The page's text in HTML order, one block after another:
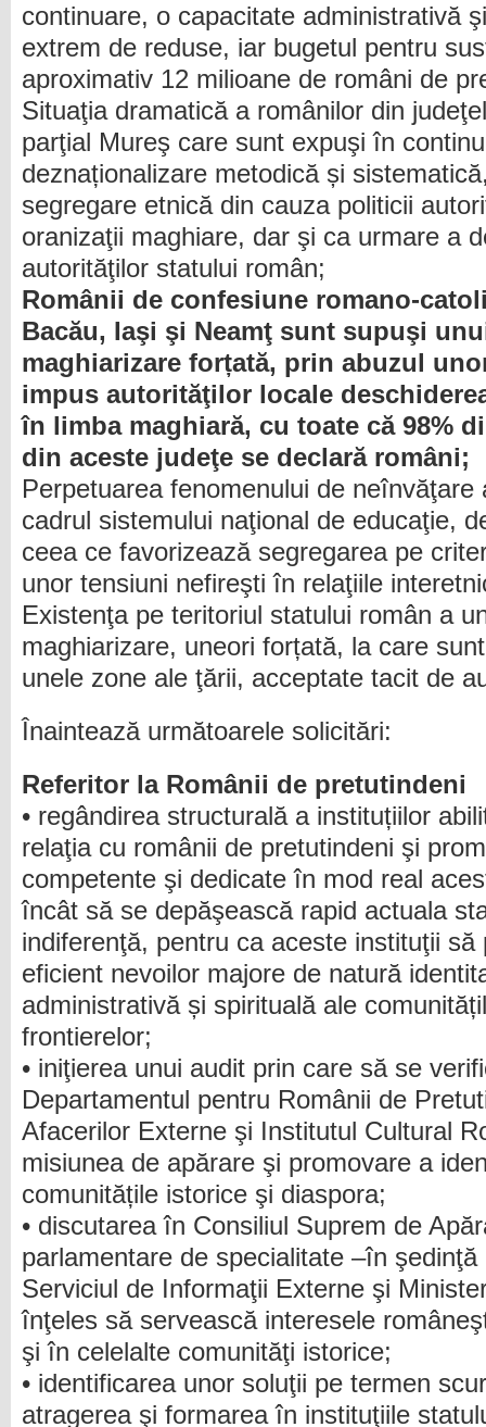
continuare, o capacitate administrativă
extrem de reduse, iar bugetul pentru
aproximativ 12 milioane de români de
Situaţia dramatică a românilor din
parţial Mureş care sunt expuşi în
deznaționalizare metodică și
segregare etnică din cauza politicii
oranizaţii maghiare, dar şi ca urmare a
autorităţilor statului român;
Românii de confesiune romano-
Bacău, Iaşi şi Neamţ sunt supuşi
maghiarizare forțată, prin abuzul
impus autorităţilor locale
în limba maghiară, cu toate că 98%
din aceste judeţe se declară români;
Perpetuarea fenomenului de neînvăţare
cadrul sistemului naţional de educaţie,
ceea ce favorizează segregarea pe
unor tensiuni nefireşti în relaţiile
Existenţa pe teritoriul statului român a
maghiarizare, uneori forțată, la care
unele zone ale ţării, acceptate tacit de
Înaintează următoarele solicitări:
Referitor la Românii de pretutindeni
• regândirea structurală a instituțiilor
relaţia cu românii de pretutindeni şi
competente şi dedicate în mod real
încât să se depăşească rapid actuala
indiferenţă, pentru ca aceste instituţii
eficient nevoilor majore de natură
administrativă și spirituală ale
frontierelor;
• iniţierea unui audit prin care să se
Departamentul pentru Românii de
Afacerilor Externe şi Institutul Cultural
misiunea de apărare şi promovare a
comunitățile istorice şi diaspora;
• discutarea în Consiliul Suprem de
parlamentare de specialitate –în
Serviciul de Informaţii Externe şi
înţeles să servească interesele
şi în celelalte comunităţi istorice;
• identificarea unor soluţii pe termen
atragerea şi formarea în instituţiile